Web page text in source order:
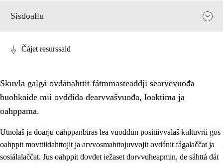
Sisdoallu
Čájet resurssaid
Skuvla galgá ovdánahttit fátmmasteaddji searvevuođa
buohkaide mii ovddida dearvvašvuođa, loaktima ja
oahppama.
Utnolaš ja doarju oahppanbiras lea vuođđun positiivvalaš kultuvrii gos
oahppit movttiidahttojit ja arvvosmahttojuvvojit ovdánit fágalaččat ja
sosiálalaččat. Jus oahppit dovdet iežaset dorvvuheapmin, de sáhttá dát